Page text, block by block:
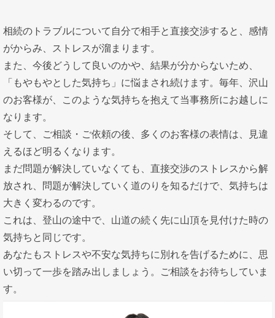
相続のトラブルについて自分で相手と直接交渉すると、感情
がからみ、ストレスが溜まります。
また、今後どうして良いのかや、結果が分からないため、
「もやもやとした気持ち」に悩まされ続けます。毎年、沢山
のお客様が、このような気持ちを抱えて当事務所にお越しに
なります。
そして、ご相談・ご依頼の後、多くのお客様の表情は、見違
えるほど明るくなります。
まだ問題が解決していなくても、直接交渉のストレスから解
放され、問題が解決していく道のりを知るだけで、気持ちは
大きく変わるのです。
これは、登山の途中で、山道の続く先に山頂を見付けた時の
気持ちと同じです。
あなたもストレスや不安な気持ちに別れを告げるために、思
い切って一歩を踏み出しましょう。ご相談をお待ちしていま
す。